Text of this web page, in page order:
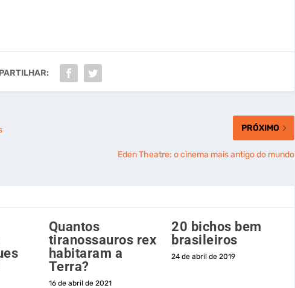
PRÓXIMO
Eden Theatre: o cinema mais antigo do mundo
Quantos
tiranossauros rex
habitaram a
Terra?
16 de abril de 2021
20 bichos bem
brasileiros
24 de abril de 2019